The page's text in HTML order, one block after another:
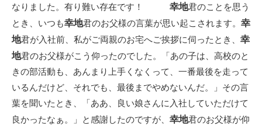
なりました。有り難い存在です！ 幸地君のことを思う
とき、いつも幸地君のお父様の言葉が思い起こされます。 幸
地君が入社前、私がご両親のお宅へご挨拶に伺ったとき、 幸
地君のお父様がこう仰ったのでした。「あの子は、高校のと
きの部活動も、あんまり上手くなくって、一番最後を走って
いるんだけど、それでも、最後までやめないんだ。」その言
葉を聞いたとき、「ああ、良い娘さんに入社していただけて
良かったなぁ。」と感謝したのですが、 幸地君のお父様が仰